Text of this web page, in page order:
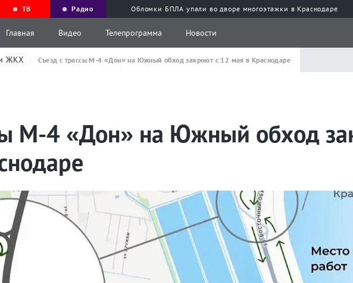
ТВ Радио Обломки БПЛА упали во дворе многоэтажки в Краснодаре
Главная Видео Телепрограмма Новости
и ЖКХ Съезд с трассы М-4 «Дон» на Южный обход закроют с 12 мая в Краснодаре
М-4 «Дон» на Южный обход